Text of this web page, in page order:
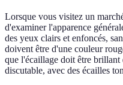
Lorsque vous visitez un
d'examiner l'apparence
des yeux clairs et enfoncés,
doivent être d'une couleur
que l'écaillage doit être
discutable, avec des écailles